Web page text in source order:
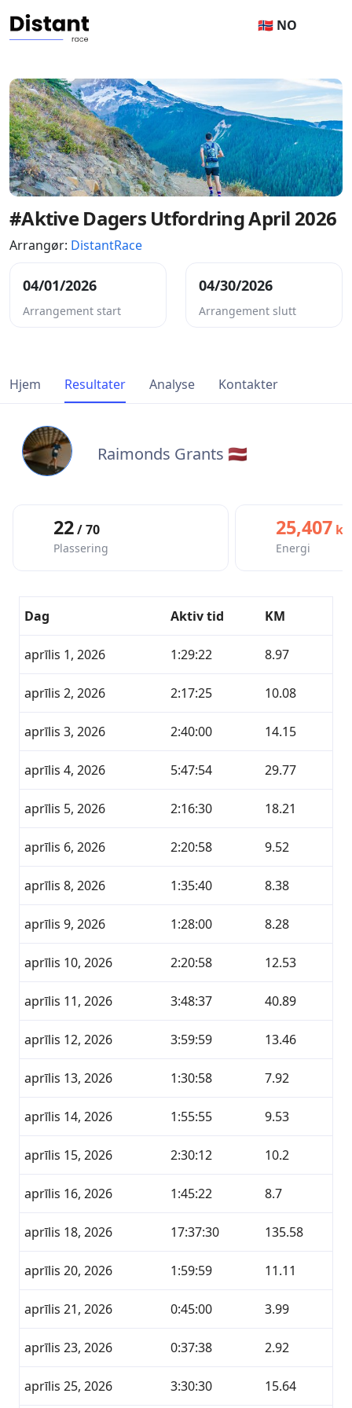
🇳🇴 NO
#Aktive Dagers Utfordring April 2026
Arrangør: DistantRace
04/01/2026
Arrangement start
04/30/2026
Arrangement slutt
Hjem Resultater Analyse Kontakter
Raimonds Grants 🇱🇻
22/ 70
Plassering
25,407
Energi
Dag Aktiv tid KM
aprīlis 1, 2026 1:29:22 8.97
aprīlis 2, 2026 2:17:25 10.08
aprīlis 3, 2026 2:40:00 14.15
aprīlis 4, 2026 5:47:54 29.77
aprīlis 5, 2026 2:16:30 18.21
aprīlis 6, 2026 2:20:58 9.52
aprīlis 8, 2026 1:35:40 8.38
aprīlis 9, 2026 1:28:00 8.28
aprīlis 10, 2026 2:20:58 12.53
aprīlis 11, 2026 3:48:37 40.89
aprīlis 12, 2026 3:59:59 13.46
aprīlis 13, 2026 1:30:58 7.92
aprīlis 14, 2026 1:55:55 9.53
aprīlis 15, 2026 2:30:12 10.2
aprīlis 16, 2026 1:45:22 8.7
aprīlis 18, 2026 17:37:30 135.58
aprīlis 20, 2026 1:59:59 11.11
aprīlis 21, 2026 0:45:00 3.99
aprīlis 23, 2026 0:37:38 2.92
aprīlis 25, 2026 3:30:30 15.64